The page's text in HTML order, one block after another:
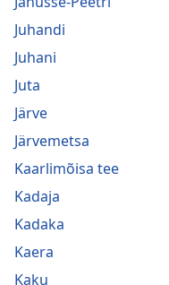
Juhandi
Juhani
Juta
Järve
Järvemetsa
Kaarlimõisa tee
Kadaja
Kadaka
Kaera
Kaku